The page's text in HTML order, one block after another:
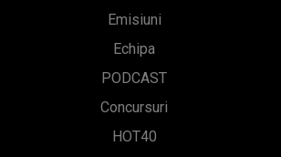
Emisiuni
Echipa
PODCAST
Concursuri
HOT40